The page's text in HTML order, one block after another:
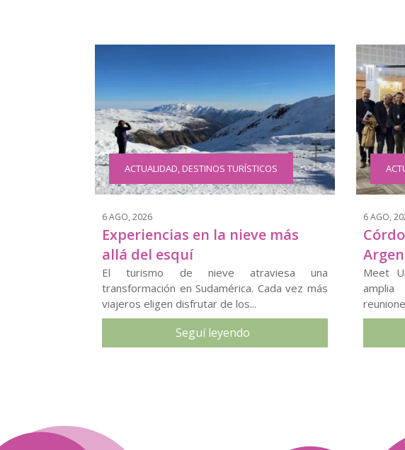
ACTUALIDAD,DESTINOS TURÍSTICOS
6 AGO, 2026
Experiencias en la nieve más
allá del esquí
El turismo de nieve atraviesa una
transformación en Sudamérica. Cada vez más
viajeros eligen disfrutar de los...
Seguí leyendo
6 AGO,
Meet